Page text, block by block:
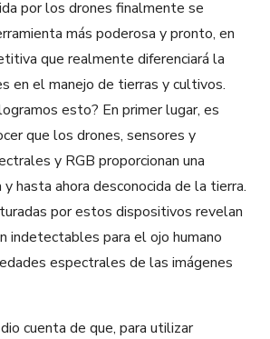
por los drones finalmente se
más poderosa y pronto, en
que realmente diferenciará la
en el manejo de tierras y cultivos.
esto? En primer lugar, es
que los drones, sensores y
y RGB proporcionan una
hasta ahora desconocida de la tierra.
por estos dispositivos revelan
indetectables para el ojo humano
espectrales de las imágenes
cuenta de que, para utilizar